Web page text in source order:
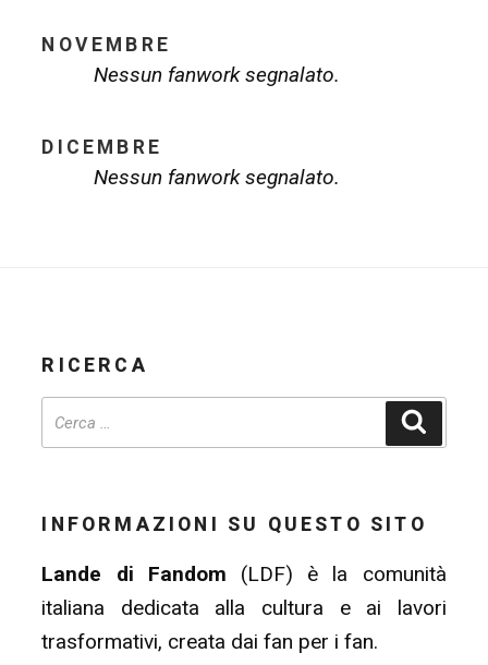
NOVEMBRE
Nessun fanwork segnalato.
DICEMBRE
Nessun fanwork segnalato.
RICERCA
INFORMAZIONI SU QUESTO SITO
Lande di Fandom (LDF) è la comunità
italiana dedicata alla cultura e ai lavori
trasformativi, creata dai fan per i fan.